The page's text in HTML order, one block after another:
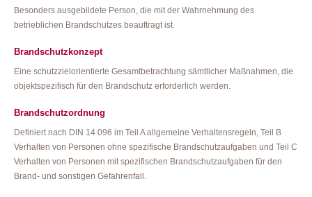
Besonders ausgebildete Person, die mit der Wahrnehmung des
betrieblichen Brandschutzes beauftragt ist
Brandschutzkonzept
Eine schutzzielorientierte Gesamtbetrachtung sämtlicher Maßnahmen, die
objektspezifisch für den Brandschutz erforderlich werden.
Brandschutzordnung
Definiert nach DIN 14 096 im Teil A allgemeine Verhaltensregeln, Teil B
Verhalten von Personen ohne spezifische Brandschutzaufgaben und Teil C
Verhalten von Personen mit spezifischen Brandschutzaufgaben für den
Brand- und sonstigen Gefahrenfall.